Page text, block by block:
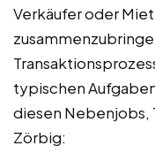
Verkäufer oder
typischen
diesen Nebenjobs,
Zörbig: